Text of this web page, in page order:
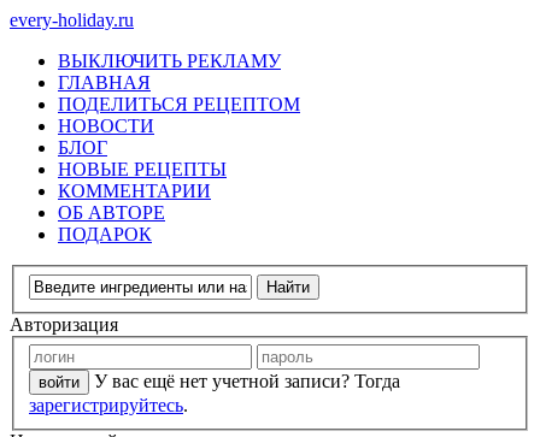
every-holiday.ru
ВЫКЛЮЧИТЬ РЕКЛАМУ
ГЛАВНАЯ
ПОДЕЛИТЬСЯ РЕЦЕПТОМ
НОВОСТИ
БЛОГ
НОВЫЕ РЕЦЕПТЫ
КОММЕНТАРИИ
ОБ АВТОРЕ
ПОДАРОК
Авторизация
У вас ещё нет учетной записи? Тогда
зарегистрируйтесь.